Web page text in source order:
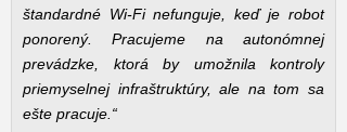
štandardné Wi-Fi nefunguje, keď je robot
ponorený. Pracujeme na autonómnej
prevádzke, ktorá by umožnila kontroly
priemyselnej infraštruktúry, ale na tom sa
ešte pracuje.“